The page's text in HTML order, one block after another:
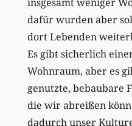
dafür wurden aber
dort Lebenden
Es gibt sicherlich
Wohnraum, aber es
genutzte, bebaubare
die wir abreißen
dadurch unser